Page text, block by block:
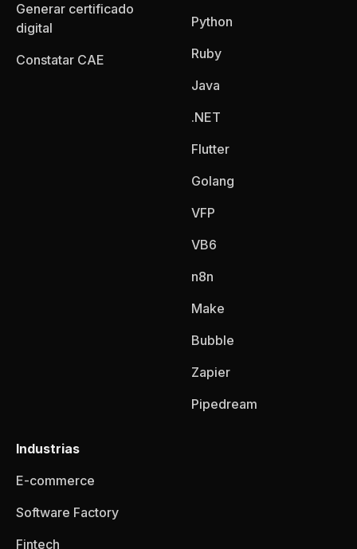
Generar certificado
digital
Constatar CAE
Python
Ruby
Java
.NET
Flutter
Golang
VFP
VB6
n8n
Make
Bubble
Zapier
Pipedream
Industrias
E-commerce
Software Factory
Fintech